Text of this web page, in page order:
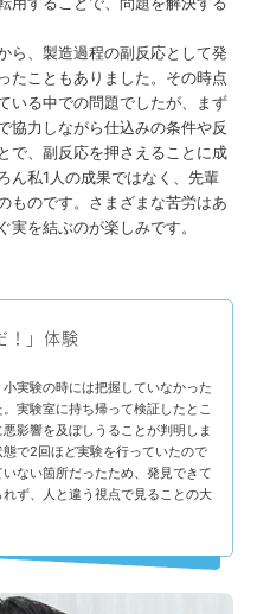
ら、製造過程の副反応として発
たこともありました。その時点
いる中での問題でしたが、まず
協力しながら仕込みの条件や反
で、副反応を押さえることに成
ん私1人の成果ではなく、先輩
ものです。さまざまな苦労はあ
実を結ぶのが楽しみです。
！」体験
実験の時には把握していなかった
実験室に持ち帰って検証したとこ
影響を及ぼしうることが判明しま
で2回ほど実験を行っていたので
ない箇所だったため、発見できて
ず、人と違う視点で見ることの大